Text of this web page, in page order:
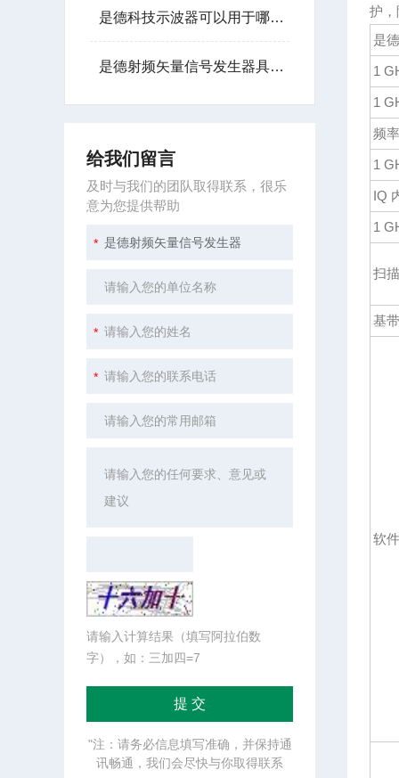
护
是
1
1
频
1
IQ
1
扫
基
软
是德科技示波器可以用于哪些行业？
是德射频矢量信号发生器具备灵活的波形生成能力
给我们留言
及时与我们的团队取得联系，很乐
意为您提供帮助
请输入计算结果（填写阿拉伯数
字），如：三加四=7
"注：请务必信息填写准确，并保持通
讯畅通，我们会尽快与你取得联系